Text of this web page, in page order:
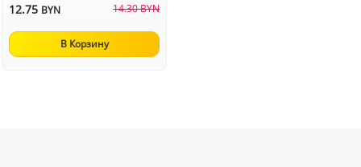
12.75 BYN 14.30 BYN
В Корзину